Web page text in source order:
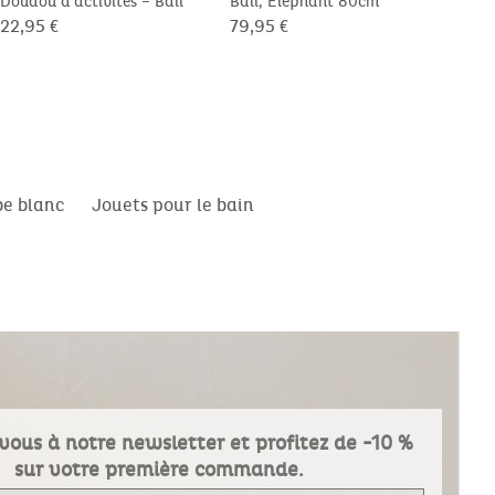
22,95 € 79,95 €
blanc
Jouets pour le bain
à notre newsletter et profitez de -10 %
sur votre première commande.